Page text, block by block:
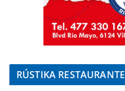
RÚSTIKA RESTAURANTE